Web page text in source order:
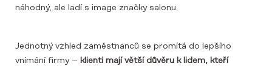
náhodný, ale ladí s image značky salonu.
Jednotný vzhled zaměstnanců se promítá do lepšího
vnímání firmy – klienti mají větší důvěru k lidem, kteří